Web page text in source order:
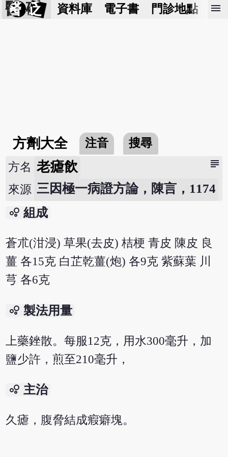
醫 砭 資料庫 電子書 門診地點 預
menu
方劑大全 注音 搜尋
subject
方名 老瘧飲
來源 三因極一病證方論，陳言，1174
bubble_chart 組成
蒼朮(泔浸) 草果(去皮) 桔梗 青皮 陳皮 良
薑 各15克 白芷乾薑(炮) 各9克 紫蘇葉 川
芎 各6克
bubble_chart 製法用量
上藥銼散。每服12克，用水300毫升，加
鹽少許，煎至210毫升，
bubble_chart 主治
久瘧，腹脅結成瘕癖塊。